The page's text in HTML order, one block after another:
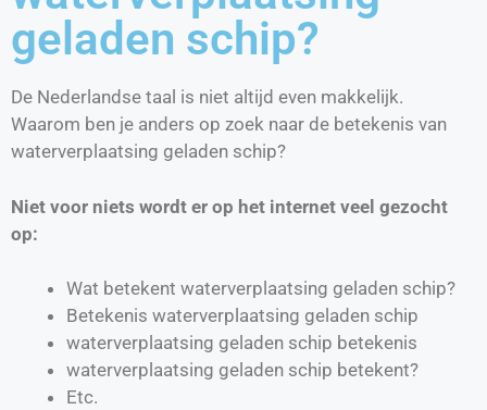
geladen schip?
De Nederlandse taal is niet altijd even makkelijk.
Waarom ben je anders op zoek naar de betekenis van
waterverplaatsing geladen schip?
Niet voor niets wordt er op het internet veel gezocht
op:
Wat betekent waterverplaatsing geladen schip?
Betekenis waterverplaatsing geladen schip
waterverplaatsing geladen schip betekenis
waterverplaatsing geladen schip betekent?
Etc.